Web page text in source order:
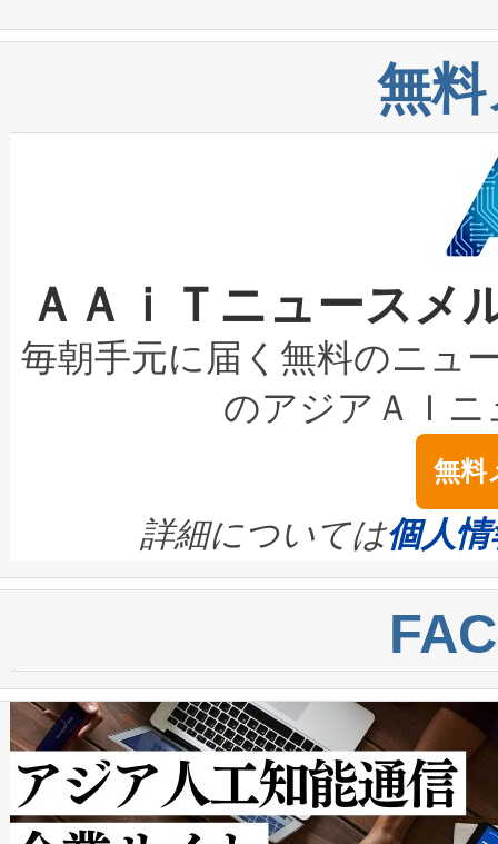
構造化トレーニングカリキュ
上げおよび商用化段階におけ
設備整備および立ち上げ調整
加組織は、Enzeneのバイオ
選定された製品について、自
取得できる可能性もあります
設には、3億～4億ドルかか
最高経営責任者（CEO）であ
す。「当社のfully-connected
ームを利用すれば、6,000万
きます。この効率性は、フェ
安全性を追跡し、確保する事
増加しているデータセンター
る電力網に大きな負担をかけ
事業者の負担軽減という課題
系統連系を迅速にし、ピーク
限を超えて利用可能な電力容
持できるよう貢献します。こ
ービスレベル契約（SLA）違
テリー性能の劣化によるダウ
念は、現在データセンターが
ます。 Voltaiq provides a
quality and reliability for AI
BESS stack to ensure battery
centers. Voltaiqは、ai&のAI
からシステム統合、試運転、
クルの各段階のデータを監視
[…]
や穀物倉庫におけるバルク材
リューション「Avia 2」を発
したAvia 2は、1,000メート
狭視野のFOVを切り替えるこ
ケーブル、枝などの細かな対
なレーザースポットにより、
な環境下でも豊かなディテー
キロメートル範囲を検出
LiDAR for Inspections,
は1535 nmレーザーを搭載。
イズの小径化を実現すること
す。ノーマルモードでは、
ートル先まで検出でき、これ
トに対して約600メートルに
では、反射率10％のターゲッ
で向上し、最大検知距離は
ットだけで最大1キロメート
ルの変電所周囲を監視でき、
無
ＡＡｉＴニュース
毎朝手元に届く無料のニュ
のアジアＡＩ
無料
詳細については個人